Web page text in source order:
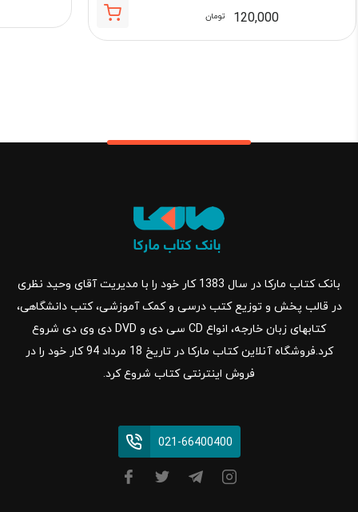
120,000 تومان
بانک کتاب مارکا در سال 1383 کار خود را با مدیریت آقای وحید نظری
در قالب پخش و توزیع کتب درسی و کمک آموزشی، کتب دانشگاهی،
کتابهای زبان خارجه، انواع CD سی دی و DVD دی وی دی شروع
کرد.فروشگاه آنلاین کتاب مارکا در تاریخ 18 مرداد 94 کار خود را در
فروش اینترنتی کتاب شروع کرد.
021-66400400